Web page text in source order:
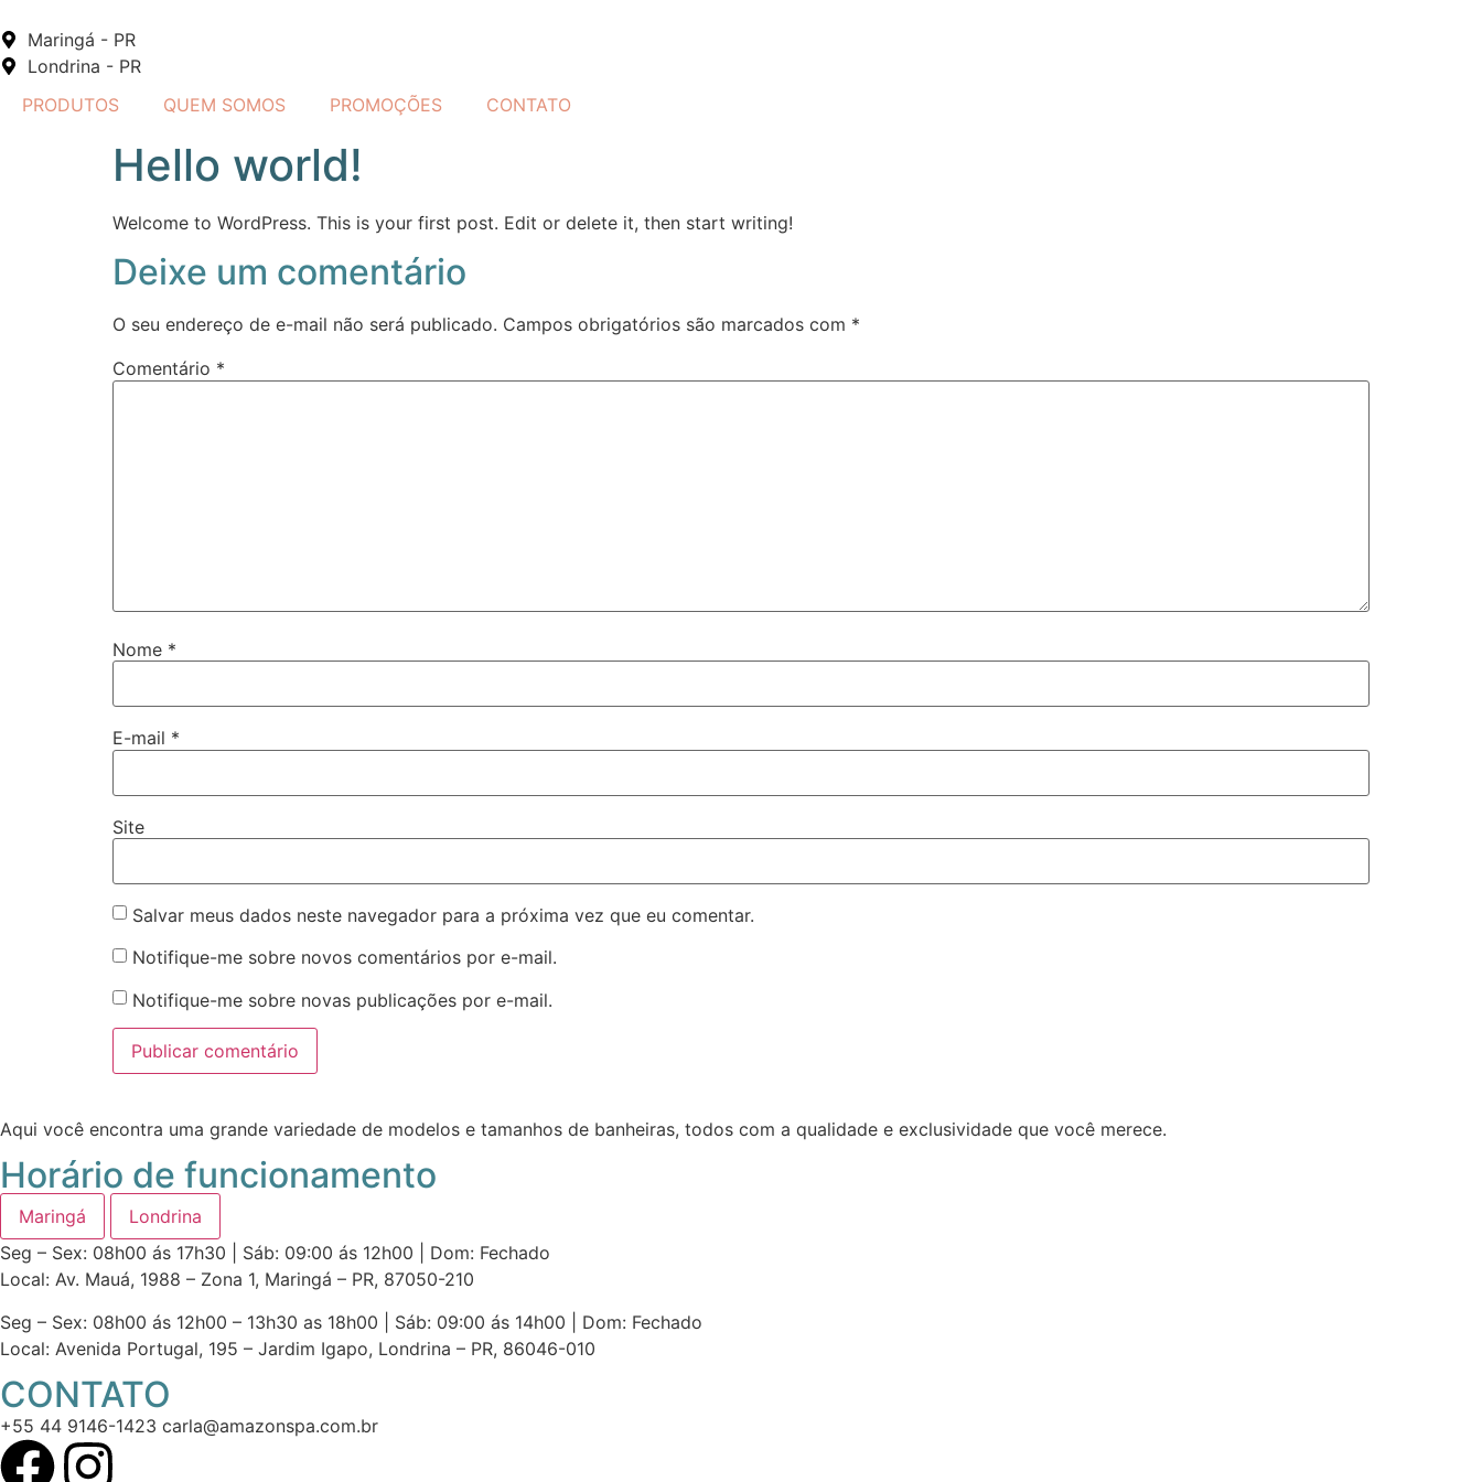
Maringá - PR
Londrina - PR
PRODUTOS
QUEM SOMOS PROMOÇÕES CONTATO
Hello world!
Welcome to WordPress. This is your first post. Edit or delete it, then start writing!
Deixe um comentário
O seu endereço de e-mail não será publicado. Campos obrigatórios são marcados com *
Comentário *
Nome *
E-mail *
Site
Salvar meus dados neste navegador para a próxima vez que eu comentar.
Notifique-me sobre novos comentários por e-mail.
Notifique-me sobre novas publicações por e-mail.
Aqui você encontra uma grande variedade de modelos e tamanhos de banheiras, todos com a qualidade e exclusividade que você merece.
Horário de funcionamento
Maringá
Londrina
Seg – Sex: 08h00 ás 17h30 | Sáb: 09:00 ás 12h00 | Dom: Fechado
Local: Av. Mauá, 1988 – Zona 1, Maringá – PR, 87050-210
Seg – Sex: 08h00 ás 12h00 – 13h30 as 18h00 | Sáb: 09:00 ás 14h00 | Dom: Fechado
Local: Avenida Portugal, 195 – Jardim Igapo, Londrina – PR, 86046-010
CONTATO
+55 44 9146-1423 carla@amazonspa.com.br